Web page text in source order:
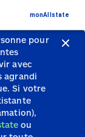
pour
avec
agrandi
Si votre
ou
monAllstate